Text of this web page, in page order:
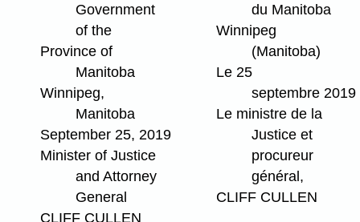
Government
of the
Province of
Manitoba
Winnipeg,
Manitoba
September 25, 2019
Minister of Justice
and Attorney
General
CLIFF CULLEN
du Manitoba
Winnipeg
(Manitoba)
Le 25
septembre 2019
Le ministre de la
Justice et
procureur
général,
CLIFF CULLEN